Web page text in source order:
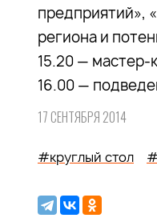
предприятий»,
региона и
15.20 —
16.00 —
17 СЕНТЯБРЯ 2014
#круглый стол